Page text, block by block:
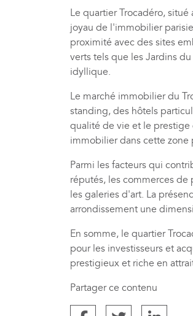
Le quartier Trocadéro,
joyau de l'immobilier
proximité avec des sites
verts tels que les Jardins
idyllique.
Le marché immobilier du
standing, des hôtels
qualité de vie et le prestige
immobilier dans cette zone
Parmi les facteurs qui
réputés, les commerces
les galeries d'art. La
arrondissement une
En somme, le quartier
pour les investisseurs et
prestigieux et riche en
Partager ce contenu